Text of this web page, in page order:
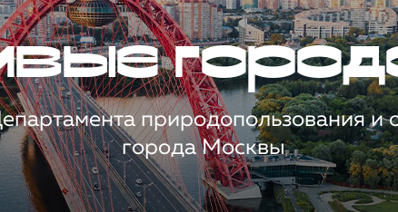
природопользования
города Москвы